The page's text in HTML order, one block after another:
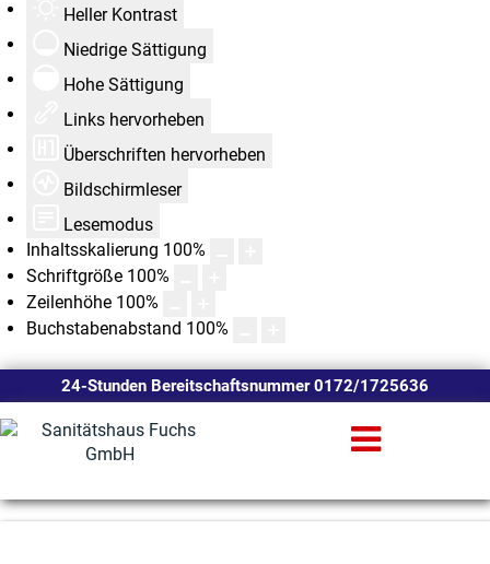
Heller Kontrast
Niedrige Sättigung
Hohe Sättigung
Links hervorheben
Überschriften hervorheben
Bildschirmleser
Lesemodus
Inhaltsskalierung 100%
Schriftgröße 100%
Zeilenhöhe 100%
Buchstabenabstand 100%
24-Stunden Bereitschaftsnummer 0172/1725636